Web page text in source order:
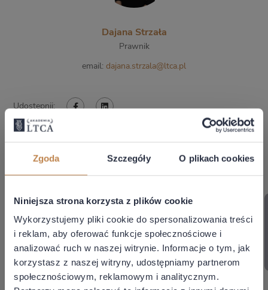
Zgoda Szczegóły O plikach cookies
Niniejsza strona korzysta z plików cookie
Wykorzystujemy pliki cookie do spersonalizowania treści
i reklam, aby oferować funkcje społecznościowe i
analizować ruch w naszej witrynie. Informacje o tym, jak
korzystasz z naszej witryny, udostępniamy partnerom
społecznościowym, reklamowym i analitycznym.
Autor:
Dajana Strzała
Prawnik
email: dajana.strzala@ltca.pl
Udostępnij:
MOŻE CIĘ ZAINTERESOWAĆ
AKTUALNOŚCI PRAWNE AKTUALNOŚCI PRAWNE